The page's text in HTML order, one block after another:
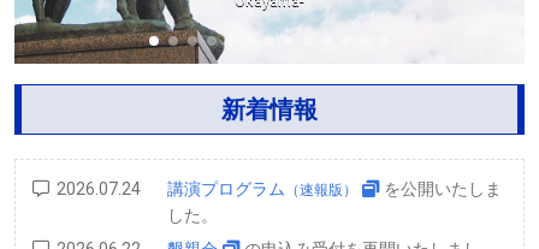
新着情報
2026.07.24 講演プログラム （速報版）
を公開いたしま
した。